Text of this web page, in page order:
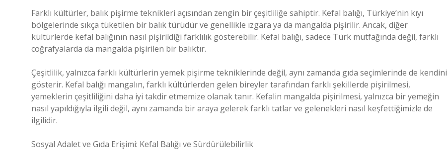
Farklı kültürler, balık pişirme teknikleri açısından zengin bir çeşitliliğe sahiptir. Kefal balığı, Türkiye’nin kıyı
bölgelerinde sıkça tüketilen bir balık türüdür ve genellikle ızgara ya da mangalda pişirilir. Ancak, diğer
kültürlerde kefal balığının nasıl pişirildiği farklılık gösterebilir. Kefal balığı, sadece Türk mutfağında değil, farklı
coğrafyalarda da mangalda pişirilen bir balıktır.
Çeşitlilik, yalnızca farklı kültürlerin yemek pişirme tekniklerinde değil, aynı zamanda gıda seçimlerinde de kendini
gösterir. Kefal balığı mangalın, farklı kültürlerden gelen bireyler tarafından farklı şekillerde pişirilmesi,
yemeklerin çeşitliliğini daha iyi takdir etmemize olanak tanır. Kefalin mangalda pişirilmesi, yalnızca bir yemeğin
nasıl yapıldığıyla ilgili değil, aynı zamanda bir araya gelerek farklı tatlar ve gelenekleri nasıl keşfettiğimizle de
ilgilidir.
Sosyal Adalet ve Gıda Erişimi: Kefal Balığı ve Sürdürülebilirlik